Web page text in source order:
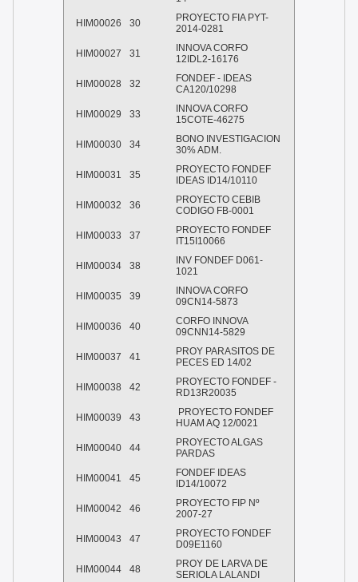
HIM00026 30
PROYECTO FIA PYT-
2014-0281
HIM00027 31
INNOVA CORFO
12IDL2-16176
HIM00028 32
FONDEF - IDEAS
CA120/10298
HIM00029 33
INNOVA CORFO
15COTE-46275
HIM00030 34
BONO INVESTIGACION
30% ADM.
HIM00031 35
PROYECTO FONDEF
IDEAS ID14/10110
HIM00032 36
PROYECTO CEBIB
CODIGO FB-0001
HIM00033 37
PROYECTO FONDEF
IT15I10066
HIM00034 38
INV FONDEF D061-
1021
HIM00035 39
INNOVA CORFO
09CN14-5873
HIM00036 40
CORFO INNOVA
09CNN14-5829
HIM00037 41
PROY PARASITOS DE
PECES ED 14/02
HIM00038 42
PROYECTO FONDEF -
RD13R20035
HIM00039 43
PROYECTO FONDEF
HUAM AQ 12/0021
HIM00040 44
PROYECTO ALGAS
PARDAS
HIM00041 45
FONDEF IDEAS
ID14/10072
HIM00042 46
PROYECTO FIP Nº
2007-27
HIM00043 47
PROYECTO FONDEF
D09E1160
HIM00044 48
PROY DE LARVA DE
SERIOLA LALANDI